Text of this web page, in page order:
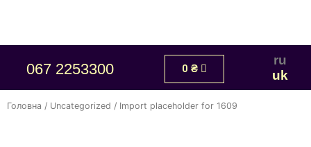
067 2253300 0 ₴
ru
uk
Головна / Uncategorized / Import placeholder for 1609